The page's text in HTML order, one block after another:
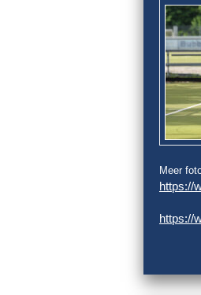
Meer
https://
https://